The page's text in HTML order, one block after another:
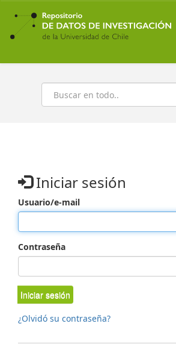
Ir
contenido
principal
Buscar
Iniciar sesión
Usuario/e-mail
Contraseña
Iniciar sesión
¿Olvidó su contraseña?